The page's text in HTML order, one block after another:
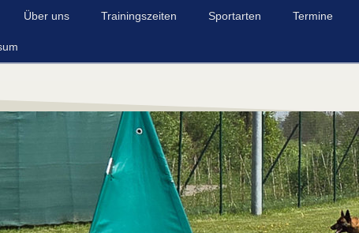
Über uns Trainingszeiten Sportarten Termine